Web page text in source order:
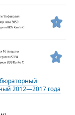
2012—2017 года